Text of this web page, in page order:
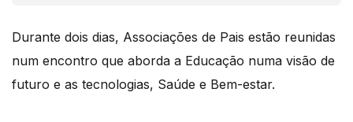
Durante dois dias, Associações de Pais estão reunidas
num encontro que aborda a Educação numa visão de
futuro e as tecnologias, Saúde e Bem-estar.